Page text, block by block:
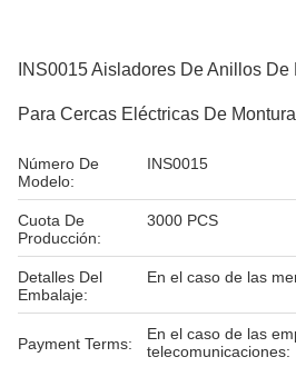
INS0015 Aisladores De Anillos
Para Cercas Eléctricas De Montura
Número De
Modelo:
INS0015
Cuota De
Producción:
3000 PCS
Detalles Del
Embalaje:
En el caso de las
Payment Terms:
En el caso de las
telecomunicaciones: